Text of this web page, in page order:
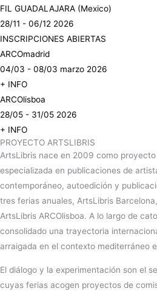
FIL GUADALAJARA (Mexico)
28/11 - 06/12 2026
INSCRIPCIONES ABIERTAS
ARCOmadrid
04/03 - 08/03 marzo 2026
+ INFO
ARCOlisboa
28/05 - 31/05 2026
+ INFO
PROYECTO ARTSLIBRIS
ArtsLibris nace en 2009 como
especializada en publicaciones de
contemporáneo, autoedición y
tres ferias anuales, ArtsLibris
ArtsLibris ARCOlisboa. A lo largo de
consolidado una trayectoria
arraigada en el contexto mediterráneo
El diálogo y la experimentación son el
cuyas ferias acogen proyectos de